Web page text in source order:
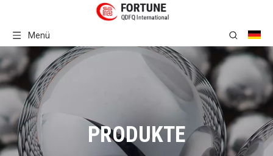
Menü
PRODUKTE